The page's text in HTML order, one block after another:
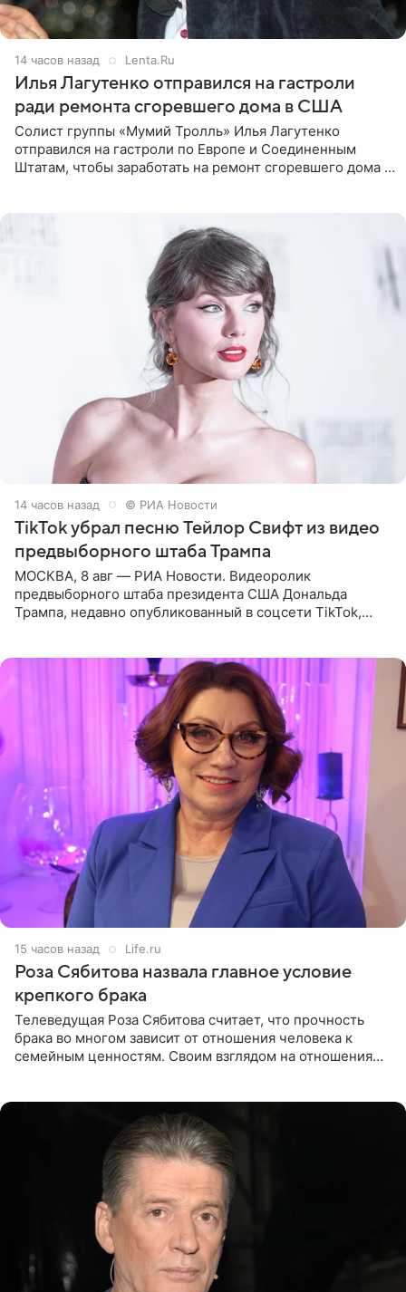
14 часов назад Lenta.Ru
Илья Лагутенко отправился на гастроли
ради ремонта сгоревшего дома в США
Солист группы «Мумий Тролль» Илья Лагутенко
отправился на гастроли по Европе и Соединенным
Штатам, чтобы заработать на ремонт сгоревшего дома в
14 часов назад © РИА Новости
TikTok убрал песню Тейлор Свифт из видео
предвыборного штаба Трампа
МОСКВА, 8 авг — РИА Новости. Видеоролик
предвыборного штаба президента США Дональда
Трампа, недавно опубликованный в соцсети TikTok,
15 часов назад Life.ru
Роза Сябитова назвала главное условие
крепкого брака
Телеведущая Роза Сябитова считает, что прочность
брака во многом зависит от отношения человека к
семейным ценностям. Своим взглядом на отношения